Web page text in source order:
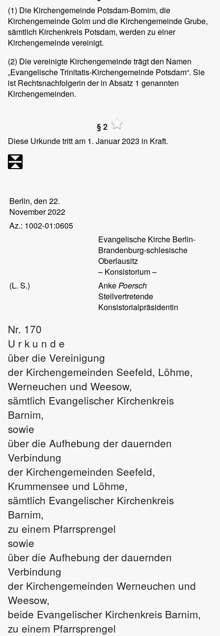
(1) Die Kirchengemeinde Potsdam-Bornim, die
Kirchengemeinde Golm und die Kirchengemeinde Grube,
sämtlich Kirchenkreis Potsdam, werden zu einer
Kirchengemeinde vereinigt.
(2) Die vereinigte Kirchengemeinde trägt den Namen
„Evangelische Trinitatis-Kirchengemeinde Potsdam“. Sie
ist Rechtsnachfolgerin der in Absatz 1 genannten
Kirchengemeinden.
§ 2
Diese Urkunde tritt am 1. Januar 2023 in Kraft.
Berlin, den 22.
November 2022
Az.: 1002-01:0605
Evangelische Kirche Berlin-
Brandenburg-schlesische
Oberlausitz
– Konsistorium –
(L. S.)
AnkePoersch
Stellvertretende
Konsistorialpräsidentin
Nr. 170
U r k u n d e
über die Vereinigung
der Kirchengemeinden Seefeld, Löhme,
Werneuchen und Weesow,
sämtlich Evangelischer Kirchenkreis
Barnim,
sowie
über die Aufhebung der dauernden
Verbindung
der Kirchengemeinden Seefeld,
Krummensee und Löhme,
sämtlich Evangelischer Kirchenkreis
Barnim,
zu einem Pfarrsprengel
sowie
über die Aufhebung der dauernden
Verbindung
der Kirchengemeinden Werneuchen und
Weesow,
beide Evangelischer Kirchenkreis Barnim,
zu einem Pfarrsprengel